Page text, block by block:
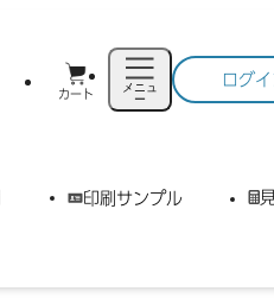
カート
メニュ
ー
ログイ
印刷サンプル